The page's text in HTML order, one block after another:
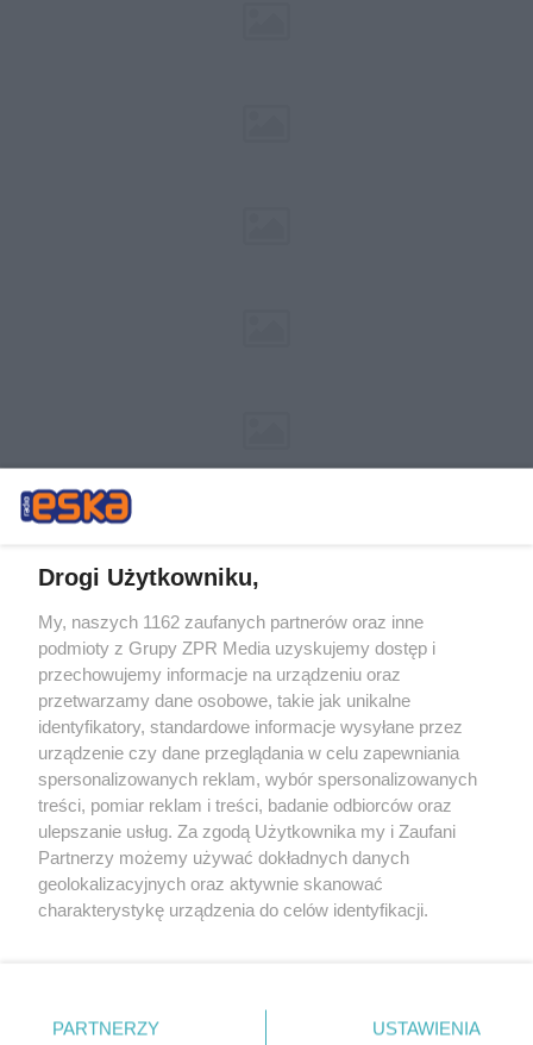
Żaden utwór zamieszczony w serwisie nie może być powielany i
rozpowszechniany lub dalej rozpowszechniany w jakikolwiek sposób (w
tym także elektroniczny lub mechaniczny) na jakimkolwiek polu
eksploatacji w jakiejkolwiek formie, włącznie z umieszczaniem w
Internecie bez pisemnej zgody właściciela praw. Jakiekolwiek użycie lub
wykorzystanie utworów w całości lub w części z naruszeniem prawa,
tzn. bez właściwej zgody, jest zabronione pod groźbą kary i może być
ścigane prawnie.
Drogi Użytkowniku,
My, naszych 1162 zaufanych partnerów oraz inne
podmioty z Grupy ZPR Media uzyskujemy dostęp i
przechowujemy informacje na urządzeniu oraz
przetwarzamy dane osobowe, takie jak unikalne
identyfikatory, standardowe informacje wysyłane przez
urządzenie czy dane przeglądania w celu zapewniania
spersonalizowanych reklam, wybór spersonalizowanych
treści, pomiar reklam i treści, badanie odbiorców oraz
ulepszanie usług. Za zgodą Użytkownika my i Zaufani
Partnerzy możemy używać dokładnych danych
geolokalizacyjnych oraz aktywnie skanować
charakterystykę urządzenia do celów identyfikacji.
zmienić/wycofać klikając przycisk ustawień prywatności
PARTNERZY USTAWIENIA